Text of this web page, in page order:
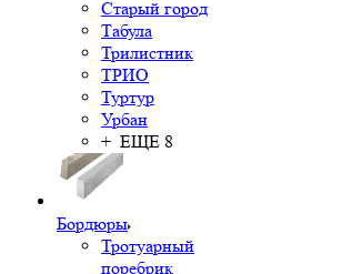
Старый город
Табула
Трилистник
ТРИО
Туртур
Урбан
+ ЕЩЕ 8
Бордюры
Тротуарный
поребрик